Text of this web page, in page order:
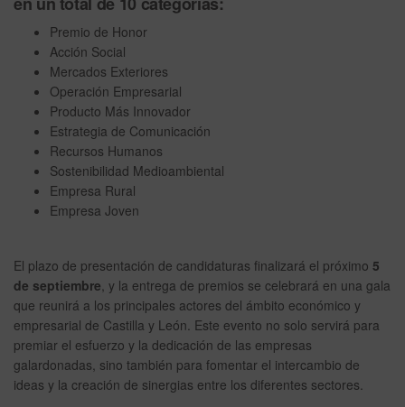
Premio de Honor
Acción Social
Mercados Exteriores
Operación Empresarial
Producto Más Innovador
Estrategia de Comunicación
Recursos Humanos
Sostenibilidad Medioambiental
Empresa Rural
Empresa Joven
El plazo de presentación de candidaturas finalizará el próximo 5
de septiembre, y la entrega de premios se celebrará en una gala
que reunirá a los principales actores del ámbito económico y
empresarial de Castilla y León. Este evento no solo servirá para
premiar el esfuerzo y la dedicación de las empresas
galardonadas, sino también para fomentar el intercambio de
ideas y la creación de sinergias entre los diferentes sectores.